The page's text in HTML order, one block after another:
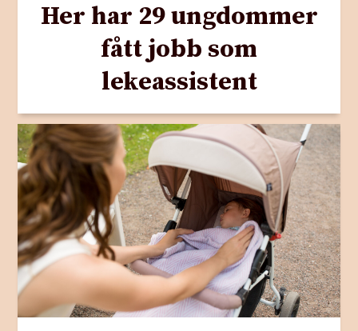
Her har 29 ungdommer
fått jobb som
lekeassistent